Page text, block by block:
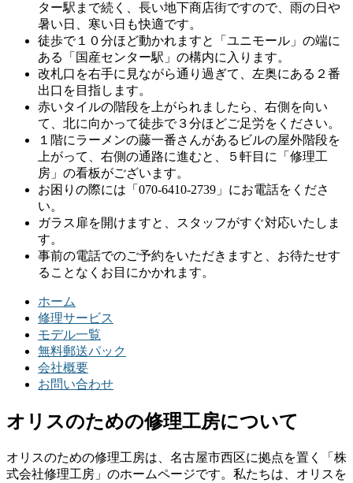
ター駅まで続く、長い地下商店街ですので、雨の日や
暑い日、寒い日も快適です。
徒歩で１０分ほど動かれますと「ユニモール」の端に
ある「国産センター駅」の構内に入ります。
改札口を右手に見ながら通り過ぎて、左奥にある２番
出口を目指します。
赤いタイルの階段を上がられましたら、右側を向い
て、北に向かって徒歩で３分ほどご足労をください。
１階にラーメンの藤一番さんがあるビルの屋外階段を
上がって、右側の通路に進むと、５軒目に「修理工
房」の看板がございます。
お困りの際には「070-6410-2739」にお電話をくださ
い。
ガラス扉を開けますと、スタッフがすぐ対応いたしま
す。
事前の電話でのご予約をいただきますと、お待たせす
ることなくお目にかかれます。
ホーム
修理サービス
モデル一覧
無料郵送パック
会社概要
お問い合わせ
オリスのための修理工房について
オリスのための修理工房は、名古屋市西区に拠点を置く「株
式会社修理工房」のホームページです。私たちは、オリスを